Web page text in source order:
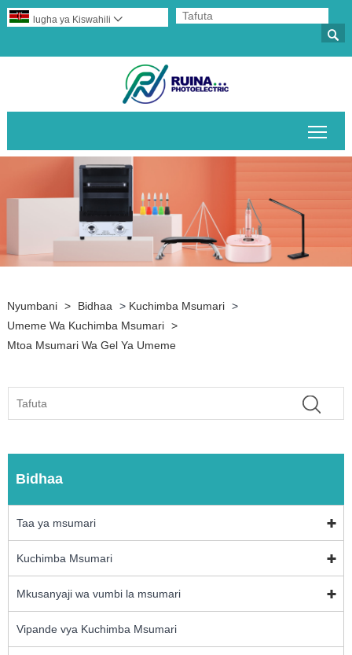

lugha ya Kiswahili 
Nyumbani > Bidhaa > Kuchimba Msumari >
Umeme Wa Kuchimba Msumari >
Mtoa Msumari Wa Gel Ya Umeme
Bidhaa
Taa ya msumari
Kuchimba Msumari
Mkusanyaji wa vumbi la msumari
Vipande vya Kuchimba Msumari